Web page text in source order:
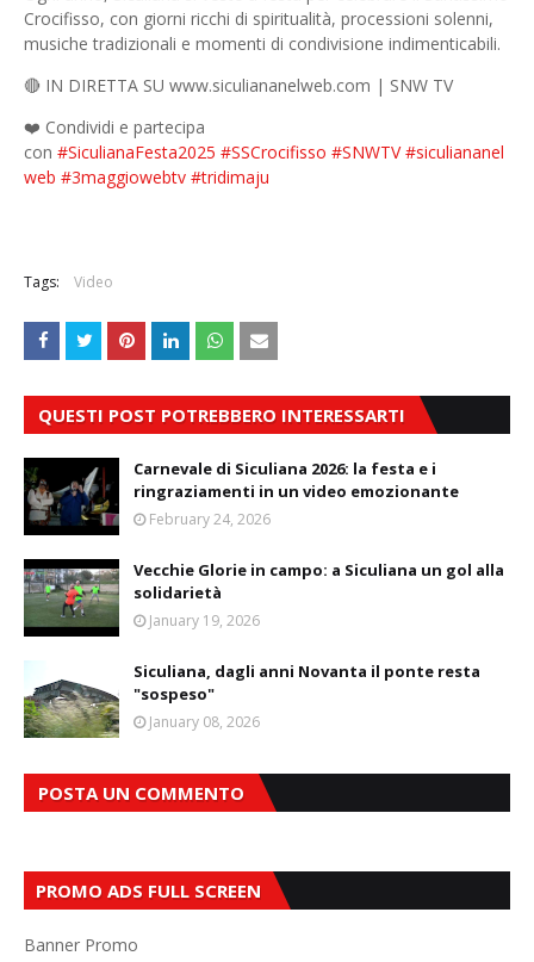
Crocifisso, con giorni ricchi di spiritualità, processioni solenni,
musiche tradizionali e momenti di condivisione indimenticabili.
🔴 IN DIRETTA SU www.siculiananelweb.com | SNW TV
❤️ Condividi e partecipa
con #SiculianaFesta2025 #SSCrocifisso #SNWTV #siculiananel
web #3maggiowebtv #tridimaju
Tags: Video
QUESTI POST POTREBBERO INTERESSARTI
Carnevale di Siculiana 2026: la festa e i
ringraziamenti in un video emozionante
February 24, 2026
Vecchie Glorie in campo: a Siculiana un gol alla
solidarietà
January 19, 2026
Siculiana, dagli anni Novanta il ponte resta
"sospeso"
January 08, 2026
POSTA UN COMMENTO
PROMO ADS FULL SCREEN
Banner Promo